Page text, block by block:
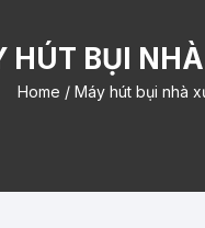
HÚT BỤI
Home / Máy hút bụi nhà